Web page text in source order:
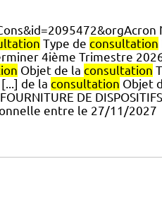
Type de consultation
4ième Trimestre 2026
Objet de la consultation
de la consultation Objet
DE
entre le 27/11/2027